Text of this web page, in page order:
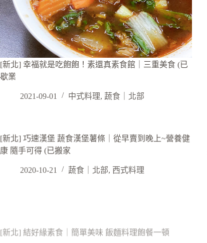
[新北] 幸福就是吃飽飽！素還真素食館｜三重美食 (已
歇業
2021-09-01 中式料理, 蔬食｜北部
[新北] 巧速漢堡 蔬食漢堡薯條｜從早賣到晚上~營養健
康 隨手可得 (已搬家
2020-10-21 蔬食｜北部, 西式料理
2019-11-08 中式料理, 蔬食｜北部